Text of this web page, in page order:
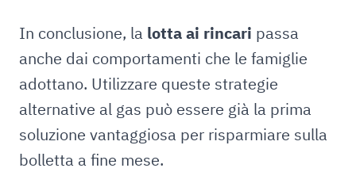
In conclusione, la lotta ai rincari passa
anche dai comportamenti che le famiglie
adottano. Utilizzare queste strategie
alternative al gas può essere già la prima
soluzione vantaggiosa per risparmiare sulla
bolletta a fine mese.